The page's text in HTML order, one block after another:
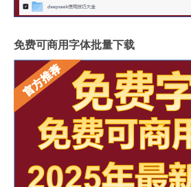
免费可商用字体批量下载